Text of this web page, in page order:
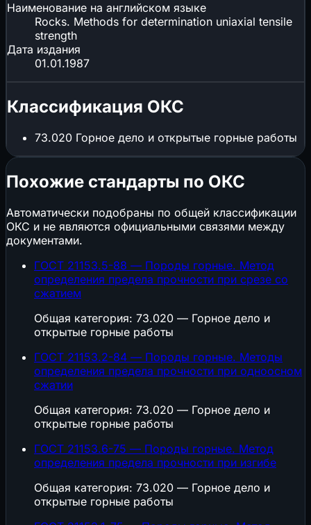
Наименование на английском языке
Rocks. Methods for determination uniaxial tensile
strength
Дата издания
01.01.1987
Классификация ОКС
73.020 Горное дело и открытые горные работы
Похожие стандарты по ОКС
Автоматически подобраны по общей классификации
ОКС и не являются официальными связями между
документами.
ГОСТ 21153.5-88 — Породы горные. Метод
определения предела прочности при срезе со
сжатием
Общая категория: 73.020 — Горное дело и
открытые горные работы
ГОСТ 21153.2-84 — Породы горные. Методы
определения предела прочности при одноосном
сжатии
Общая категория: 73.020 — Горное дело и
открытые горные работы
ГОСТ 21153.6-75 — Породы горные. Метод
определения предела прочности при изгибе
Общая категория: 73.020 — Горное дело и
открытые горные работы